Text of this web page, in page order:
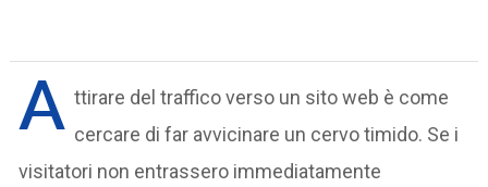
A ttirare del traffico verso un sito web è come
cercare di far avvicinare un cervo timido. Se i
visitatori non entrassero immediatamente